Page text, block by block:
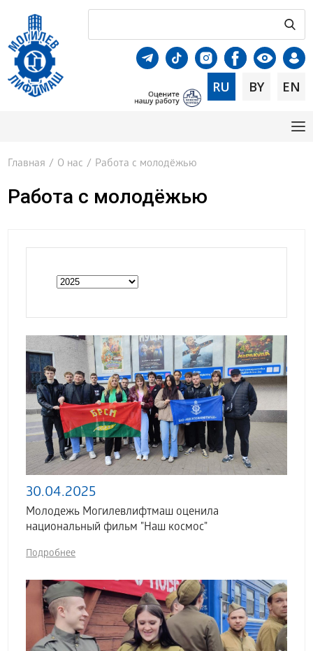
RU BY EN
Главная / О нас / Работа с молодёжью
Работа с молодёжью
30.04.2025
Молодежь Могилевлифтмаш оценила
национальный фильм "Наш космос"
Подробнее